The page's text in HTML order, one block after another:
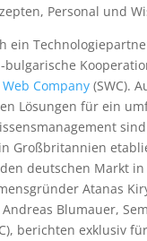
Personal und
ein
Company(SWC).
Lösungen für ein
Großbritannien
deutschen Markt
Atanas
Blumauer,
berichten exklusiv